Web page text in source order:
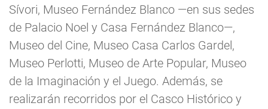
Sívori, Museo Fernández Blanco —en sus sedes
de Palacio Noel y Casa Fernández Blanco—,
Museo del Cine, Museo Casa Carlos Gardel,
Museo Perlotti, Museo de Arte Popular, Museo
de la Imaginación y el Juego. Además, se
realizarán recorridos por el Casco Histórico y